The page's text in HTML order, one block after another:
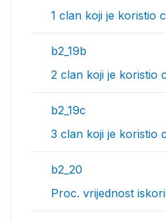
1 clan koji je koristio
b2_19b
2 clan koji je koristio
b2_19c
3 clan koji je koristio
b2_20
Proc. vrijednost